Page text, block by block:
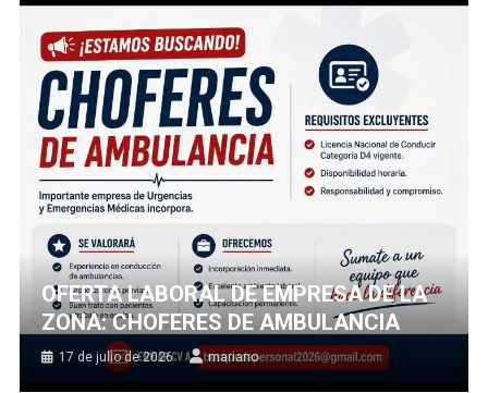
OFERTA LABORAL DE EMPRESA DE LA
ZONA: CHOFERES DE AMBULANCIA
17 de julio de 2026 mariano